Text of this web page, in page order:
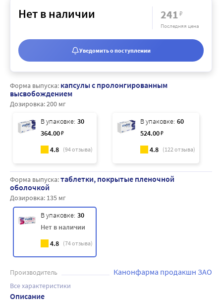
Форма выпуска: капсулы с пролонгированным
высвобождением
Дозировка:200 мг
В упаковке: 30
364.00₽
4.8 (94отзыва)
В упаковке: 60
524.00₽
4.8 (122отзыва)
Форма выпуска:таблетки, покрытые пленочной
оболочкой
Дозировка: 135 мг
В упаковке: 30
Нет в наличии
4.8 (74отзыва)
Производитель Канонфарма продакшн ЗАО
Все характеристики
Описание
Нет в наличии 241₽
Последняя цена
Уведомить о поступлении